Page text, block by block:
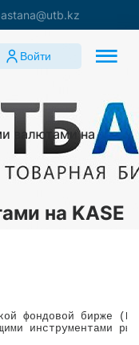
Войти
валютами на
на KASE
фондовой бирже
инструментами